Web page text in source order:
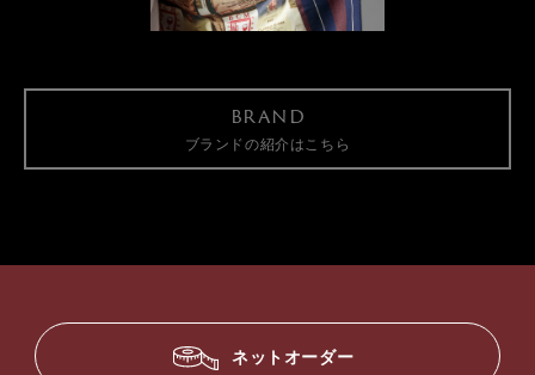
brand
ブランドの紹介はこちら
ネットオーダー